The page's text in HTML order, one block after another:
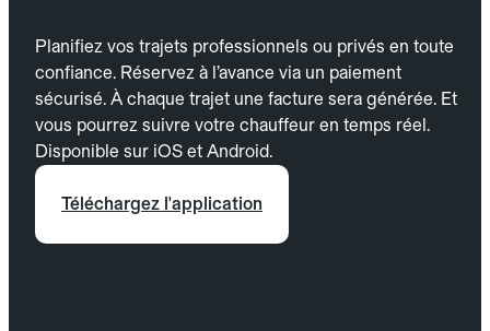
Planifiez vos trajets professionnels ou privés en toute
confiance. Réservez à l’avance via un paiement
sécurisé. À chaque trajet une facture sera générée. Et
vous pourrez suivre votre chauffeur en temps réel.
Disponible sur iOS et Android.
Téléchargez l'application